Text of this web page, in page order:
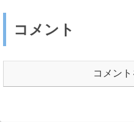
コメント
コメン